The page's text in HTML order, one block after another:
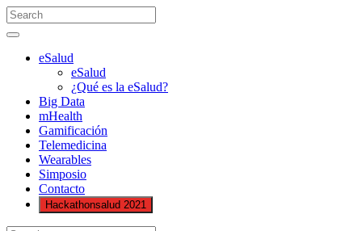
eSalud
eSalud
¿Qué es la eSalud?
Big Data
mHealth
Gamificación
Telemedicina
Wearables
Simposio
Contacto
Hackathonsalud 2021